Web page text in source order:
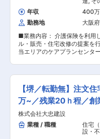
で、幅広い年代の社員が中心
ます。 陽気な上司や先輩が多
フランクな雰囲気です。 ☆ユニークな取り組み
☆ ・ZOOプロジェクト 怖い
る工事現場を子どもたちにわ
現場を動物園のようにしワク
・フィットネススペース 本社
マシンやハンモックが置かれ
を開催！ 変更の範囲：会
選択肢有り！1社で不動産のプ
＊＊＊未経験からでも活躍で
倒的集客力（知名度）▽ 不動
３社の内の１社であり、全国
100棟以上展開しており、そ
WEB、イベント集客力が強みです！ ▽
案▽ 間取りの自由度の高さや
備でも価格競争力があり、幅
もご活躍頂く事ができます。
でのOJT、業務マニュアルや
門などフォロー体制あり） ■業界内でも最先端の
働きやすさ： ・「プライベー
いう社風で、ご旅行やお子様
ベントに合わせてお休みを調
（既
年収 400
勤務地
大阪
■業務内容： 介護保険を利用
ル・販売・住宅改修の提案を
当エリアのケアプランセンタ
訪問し、身体状況や生活環境
用具や住宅改修をご提案し、
ォローまで一貫して行います
心して自宅で生活できる環境
社会貢献度の高いお仕事です
様から直接感謝の言葉をいた
きなやりがいを感じられます。 ■業務の流れ
入社後は先輩社員との同行営
【堺／転勤無】注文
万~／残業20ｈ程／
株式会社大忠建設
業種 / 職種
住宅
設・